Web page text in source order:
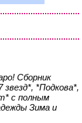
Сборник
звезд*, *Подкова*,
с полным
Зима и